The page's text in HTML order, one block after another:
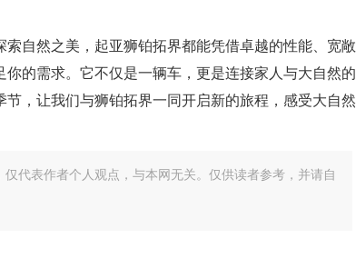
自然之美，起亚狮铂拓界都能凭借卓越的性能、宽敞
的需求。它不仅是一辆车，更是连接家人与大自然的
，让我们与狮铂拓界一同开启新的旅程，感受大自然
代表作者个人观点，与本网无关。仅供读者参考，并请自